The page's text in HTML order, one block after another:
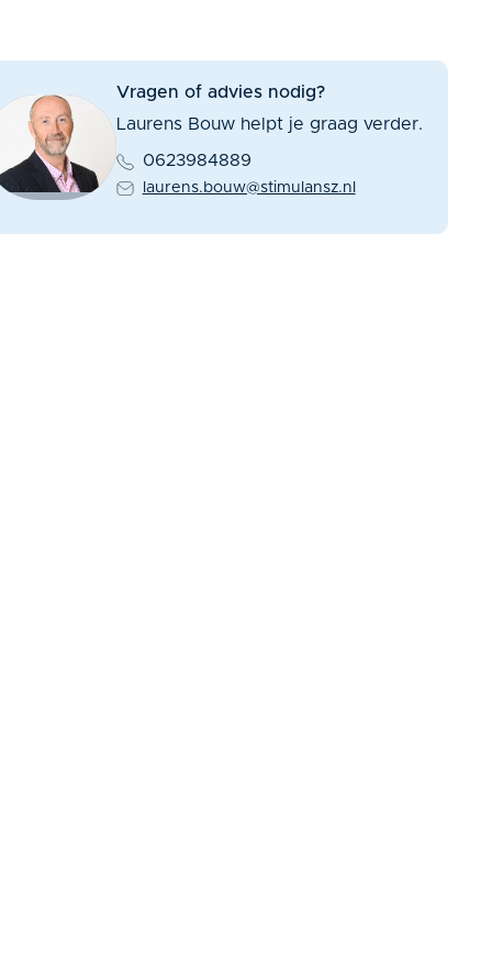
Vragen of advies nodig?
Laurens Bouw helpt je graag verder.
0623984889
laurens.bouw@stimulansz.nl